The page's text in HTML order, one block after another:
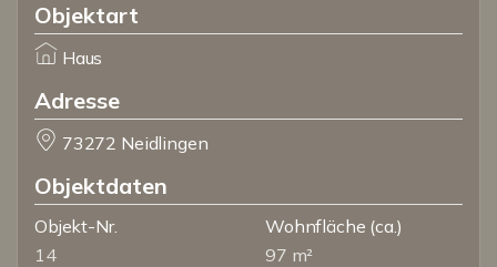
Objektart
Haus
Adresse
73272 Neidlingen
Objektdaten
Objekt-Nr.
14
Wohnfläche (ca.)
97 m²